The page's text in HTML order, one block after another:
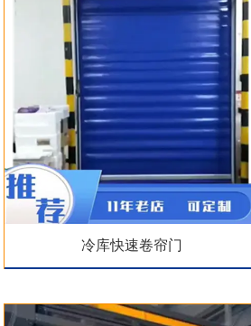
冷库快速卷帘门